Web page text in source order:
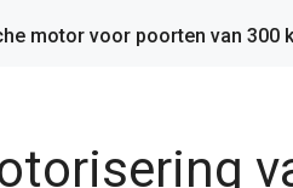
motor voor poorten van 300